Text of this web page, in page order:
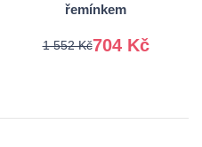
řemínkem
704 Kč
1 552 Kč